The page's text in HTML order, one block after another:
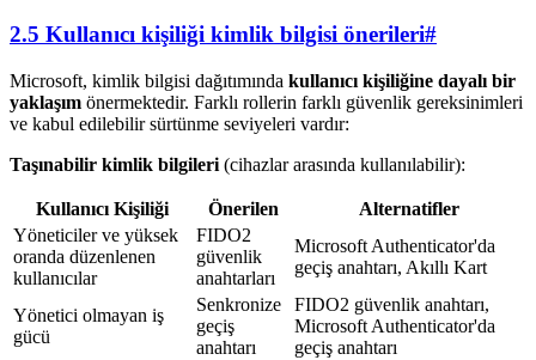
2.5 Kullanıcı kişiliği kimlik bilgisi önerileri#
Microsoft, kimlik bilgisi dağıtımında kullanıcı kişiliğine dayalı bir
yaklaşım önermektedir. Farklı rollerin farklı güvenlik gereksinimleri
ve kabul edilebilir sürtünme seviyeleri vardır:
Taşınabilir kimlik bilgileri (cihazlar arasında kullanılabilir):
Kullanıcı Kişiliği Önerilen
Alternatifler
Yöneticiler ve yüksek
oranda düzenlenen
kullanıcılar
FIDO2
güvenlik
anahtarları
Microsoft Authenticator'da
geçiş anahtarı, Akıllı Kart
Yönetici olmayan iş
gücü
Senkronize
geçiş
anahtarı
FIDO2 güvenlik anahtarı,
Microsoft Authenticator'da
geçiş anahtarı